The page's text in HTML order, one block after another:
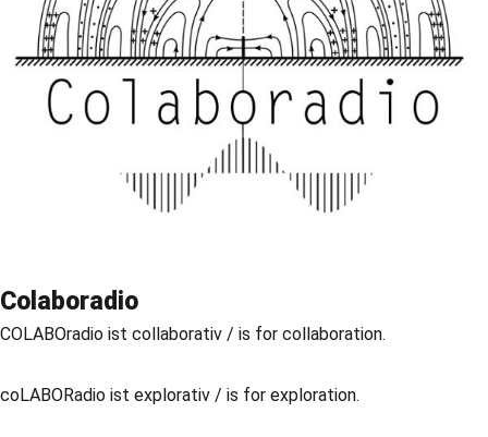
Colaboradio
COLABOradio ist collaborativ / is for collaboration.
coLABORadio ist explorativ / is for exploration.